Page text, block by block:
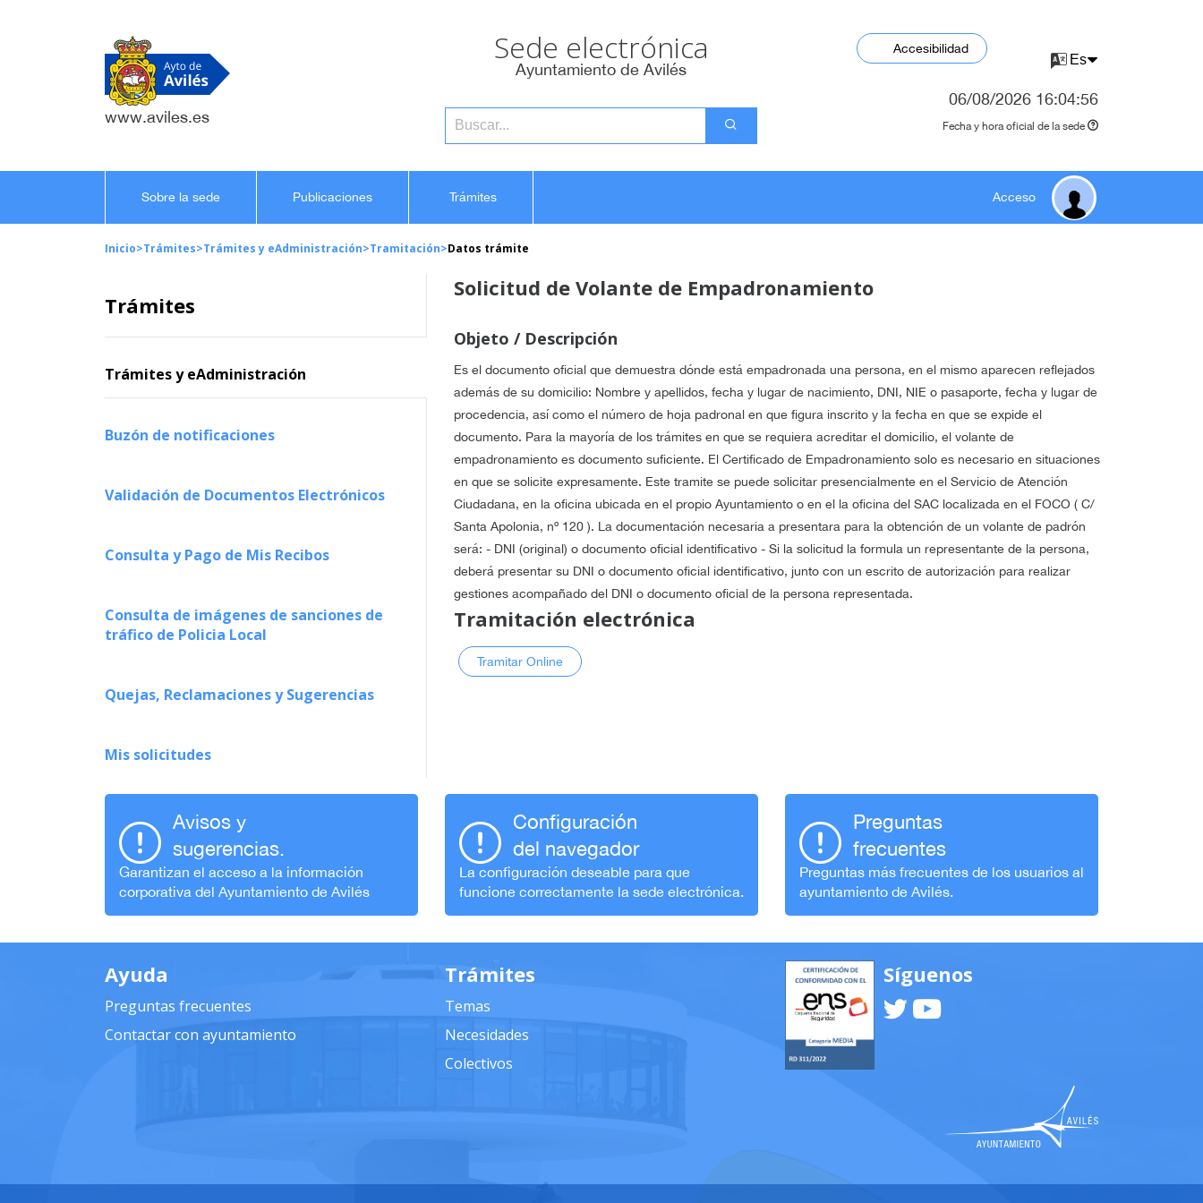
www.aviles.es
Sede electrónica
Ayuntamiento de Avilés
Accesibilidad
06/08/2026 16:04:56
Fecha y hora oficial de la sede
Sobre la sede Publicaciones Trámites Acceso
Inicio>Trámites>Trámites y eAdministración>Tramitación>Datos trámite
Trámites
Trámites y eAdministración
Buzón de notificaciones
Validación de Documentos Electrónicos
Consulta y Pago de Mis Recibos
Consulta de imágenes de sanciones de
tráfico de Policia Local
Quejas, Reclamaciones y Sugerencias
Mis solicitudes
Solicitud de Volante de Empadronamiento
Objeto / Descripción
Es el documento oficial que demuestra dónde está empadronada una persona, en el mismo aparecen reflejados
además de su domicilio: Nombre y apellidos, fecha y lugar de nacimiento, DNI, NIE o pasaporte, fecha y lugar de
procedencia, así como el número de hoja padronal en que figura inscrito y la fecha en que se expide el
documento. Para la mayoría de los trámites en que se requiera acreditar el domicilio, el volante de
empadronamiento es documento suficiente. El Certificado de Empadronamiento solo es necesario en situaciones
en que se solicite expresamente. Este tramite se puede solicitar presencialmente en el Servicio de Atención
Ciudadana, en la oficina ubicada en el propio Ayuntamiento o en el la oficina del SAC localizada en el FOCO ( C/
Santa Apolonia, nº 120 ). La documentación necesaria a presentara para la obtención de un volante de padrón
será: - DNI (original) o documento oficial identificativo - Si la solicitud la formula un representante de la persona,
deberá presentar su DNI o documento oficial identificativo, junto con un escrito de autorización para realizar
gestiones acompañado del DNI o documento oficial de la persona representada.
Tramitación electrónica
Tramitar Online
Avisos y
sugerencias.
Garantizan el acceso a la información
corporativa del Ayuntamiento de Avilés
Configuración
del navegador
La configuración deseable para que
funcione correctamente la sede electrónica.
Preguntas
frecuentes
Preguntas más frecuentes de los usuarios al
ayuntamiento de Avilés.
Ayuda
Preguntas frecuentes
Contactar con ayuntamiento
Trámites
Temas
Necesidades
Colectivos
Síguenos